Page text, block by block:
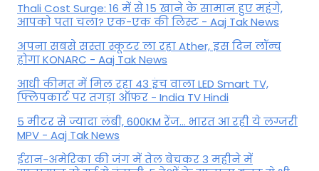
Thali Cost Surge: 16 में से 15 खाने के सामान हुए महंगे,
आपको पता चला? एक-एक की लिस्ट - Aaj Tak News
अपना सबसे सस्ता स्कूटर ला रहा Ather, इस दिन लॉन्च
होगा KONARC - Aaj Tak News
आधी कीमत में मिल रहा 43 इंच वाला LED Smart TV,
फ्लिपकार्ट पर तगड़ा ऑफर - India TV Hindi
5 मीटर से ज्यादा लंबी, 600KM रेंज... भारत आ रही ये लग्जरी
MPV - Aaj Tak News
ईरान-अमेरिका की जंग में तेल बेचकर 3 महीने में